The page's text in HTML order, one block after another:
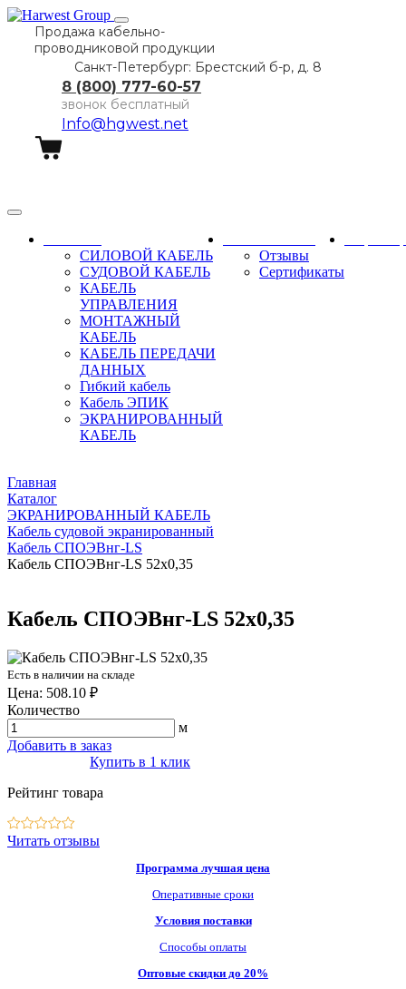
Продажа кабельно-
проводниковой продукции
Санкт-Петербург: Брестский б-р, д. 8
8 (800) 777-60-57
звонок бесплатный
Info@hgwest.net
СИЛОВОЙ КАБЕЛЬ
СУДОВОЙ КАБЕЛЬ
КАБЕЛЬ
УПРАВЛЕНИЯ
МОНТАЖНЫЙ
КАБЕЛЬ
КАБЕЛЬ ПЕРЕДАЧИ
ДАННЫХ
Гибкий кабель
Кабель ЭПИК
ЭКРАНИРОВАННЫЙ
КАБЕЛЬ
Отзывы
Сертификаты
Главная
Каталог
ЭКРАНИРОВАННЫЙ КАБЕЛЬ
Кабель судовой экранированный
Кабель СПОЭВнг-LS
Кабель СПОЭВнг-LS 52х0,35
Кабель СПОЭВнг-LS 52х0,35
Есть в наличии на складе
Цена: 508.10 ₽
Количество
м
Добавить в заказ
Купить в 1 клик
Рейтинг товара
Читать отзывы
Программа лучшая цена
Оперативные сроки
Условия поставки
Способы оплаты
Оптовые скидки до 20%